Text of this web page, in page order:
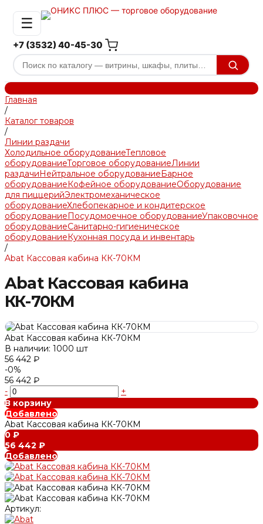
☰
+7 (3532) 40-45-30
Главная
/
Каталог товаров
/
Линии раздачи
Холодильное оборудованиеТепловое
оборудованиеТорговое оборудованиеЛинии
раздачиНейтральное оборудованиеБарное
оборудованиеКофейное оборудованиеОборудование
для пиццерийЭлектромеханическое
оборудованиеХлебопекарное и кондитерское
оборудованиеПосудомоечное оборудованиеУпаковочное
оборудованиеСанитарно-гигиеническое
оборудованиеКухонная посуда и инвентарь
/
Abat Кассовая кабина КК-70КМ
Abat Кассовая кабина
КК-70КМ
Abat Кассовая кабина КК-70КМ
В наличии: 1000 шт
56 442 ₽
-0%
56 442 ₽
-
+
В корзину
Добавлено
Abat Кассовая кабина КК-70КМ
0 ₽
56 442 ₽
Добавлено
Артикул: